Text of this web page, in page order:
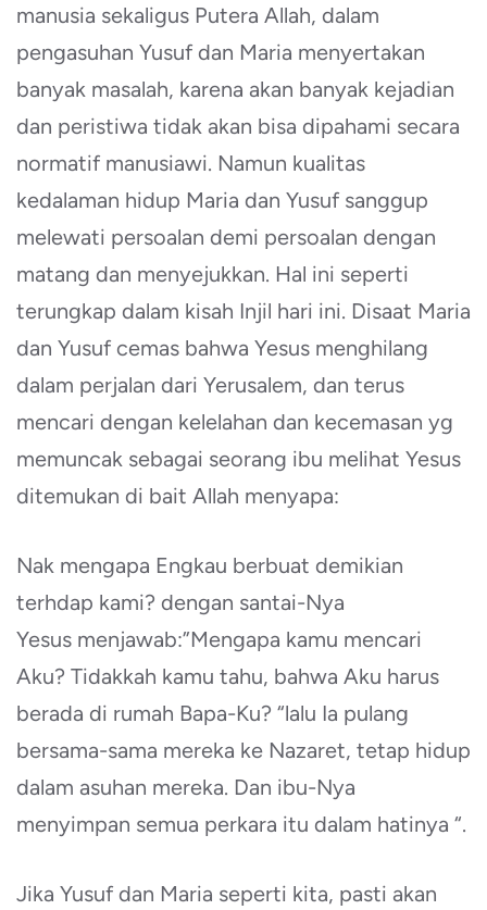
manusia sekaligus Putera Allah, dalam
pengasuhan Yusuf dan Maria menyertakan
banyak masalah, karena akan banyak kejadian
dan peristiwa tidak akan bisa dipahami secara
normatif manusiawi. Namun kualitas
kedalaman hidup Maria dan Yusuf sanggup
melewati persoalan demi persoalan dengan
matang dan menyejukkan. Hal ini seperti
terungkap dalam kisah Injil hari ini. Disaat Maria
dan Yusuf cemas bahwa Yesus menghilang
dalam perjalan dari Yerusalem, dan terus
mencari dengan kelelahan dan kecemasan yg
memuncak sebagai seorang ibu melihat Yesus
ditemukan di bait Allah menyapa:
Nak mengapa Engkau berbuat demikian
terhdap kami? dengan santai-Nya
Yesus menjawab:”Mengapa kamu mencari
Aku? Tidakkah kamu tahu, bahwa Aku harus
berada di rumah Bapa-Ku? “lalu Ia pulang
bersama-sama mereka ke Nazaret, tetap hidup
dalam asuhan mereka. Dan ibu-Nya
menyimpan semua perkara itu dalam hatinya “.
Jika Yusuf dan Maria seperti kita, pasti akan